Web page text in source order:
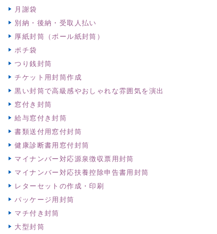
月謝袋
別納・後納・受取人払い
厚紙封筒（ボール紙封筒）
ポチ袋
つり銭封筒
チケット用封筒作成
黒い封筒で高級感やおしゃれな雰囲気を演出
窓付き封筒
給与窓付き封筒
書類送付用窓付封筒
健康診断書用窓付封筒
マイナンバー対応源泉徴収票用封筒
マイナンバー対応扶養控除申告書用封筒
レターセットの作成・印刷
パッケージ用封筒
マチ付き封筒
大型封筒